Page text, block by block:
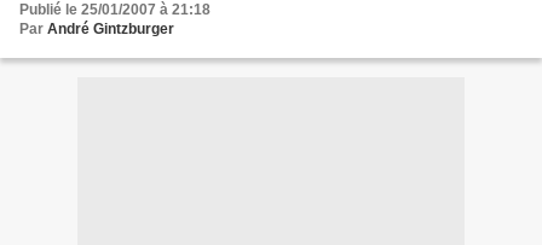
Publié le 25/01/2007 à 21:18
Par André Gintzburger